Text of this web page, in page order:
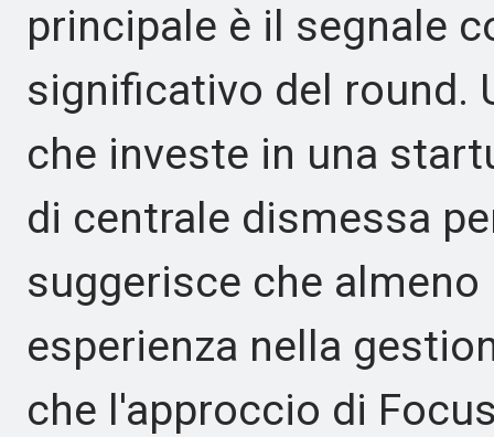
principale è il segnale
significativo del round.
che investe in una
di centrale dismessa
suggerisce che
esperienza nella
che l'approccio di